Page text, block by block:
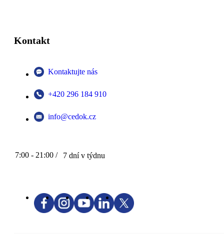
Kontakt
Kontaktujte nás
+420 296 184 910
info@cedok.cz
7:00 - 21:00 / 7 dní v týdnu